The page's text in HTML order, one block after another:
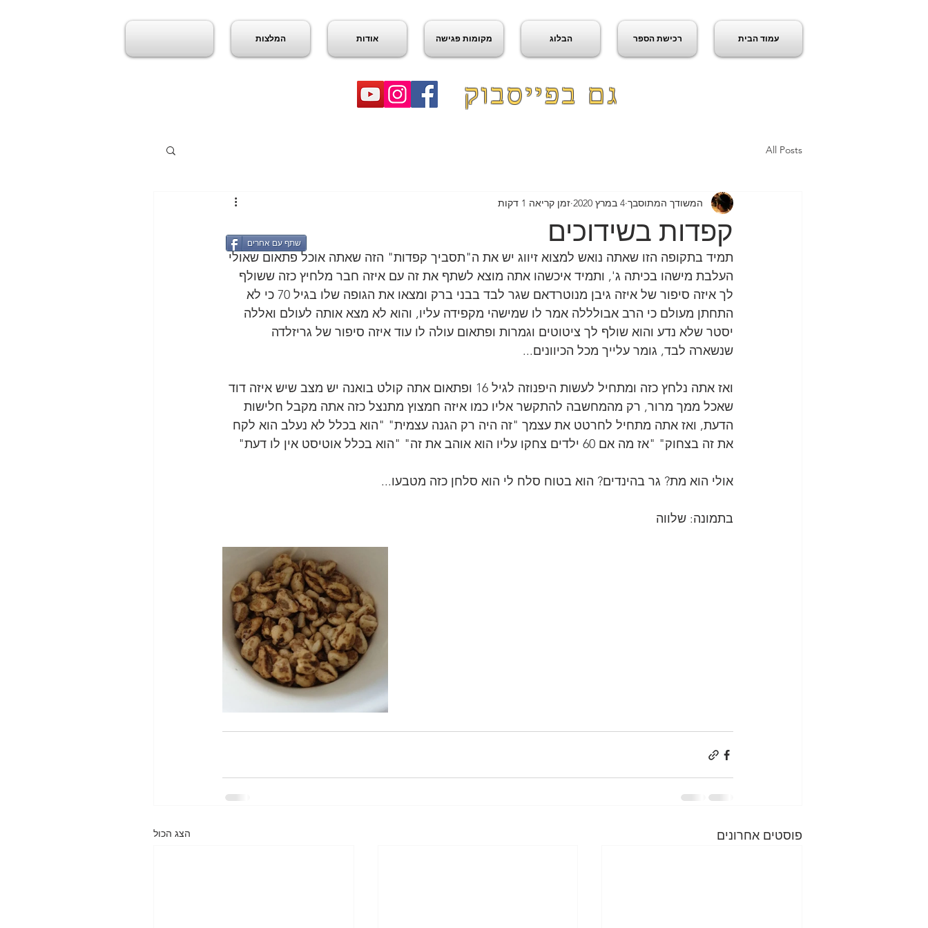
עמוד הבית רכישת הספר הבלוג מקומות פגישה אודות המלצות
גם בפייסבוק
All Posts
קפדות בשידוכים
המשודך המתוסבך 4 במרץ 2020 זמן קריאה 1 דקות
תמיד בתקופה הזו שאתה נואש למצוא זיווג יש את ה"תסביך קפדות" הזה שאתה אוכל פתאום שאולי
העלבת מישהו בכיתה ג', ותמיד איכשהו אתה מוצא לשתף את זה עם איזה חבר מלחיץ כזה ששולף
לך איזה סיפור של איזה גיבן מנוטרדאם שגר לבד בבני ברק ומצאו את הגופה שלו בגיל 70 כי לא
התחתן מעולם כי הרב אבולללה אמר לו שמישהי מקפידה עליו, והוא לא מצא אותה לעולם ואללה
יסטר שלא נדע והוא שולף לך ציטוטים וגמרות ופתאום עולה לו עוד איזה סיפור של גריזלדה
שנשארה לבד, גומר עלייך מכל הכיוונים...
ואז אתה נלחץ כזה ומתחיל לעשות היפנוזה לגיל 16 ופתאום אתה קולט בואנה יש מצב שיש איזה דוד
שאכל ממך מרור, רק מהמחשבה להתקשר אליו כמו איזה חמצוץ מתנצל כזה אתה מקבל חלישות
הדעת, ואז אתה מתחיל לחרטט את עצמך "זה היה רק הגנה עצמית" "הוא בכלל לא נעלב הוא לקח
את זה בצחוק" "אז מה אם 60 ילדים צחקו עליו הוא אוהב את זה" "הוא בכלל אוטיסט אין לו דעת"
אולי הוא מת? גר בהינדים? הוא בטוח סלח לי הוא סלחן כזה מטבעו...
בתמונה: שלווה
פוסטים אחרונים הצג הכול
שתף עם אחרים